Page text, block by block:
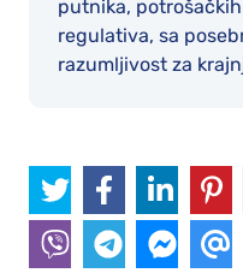
putnika,
regulativa, sa
razumljivost za